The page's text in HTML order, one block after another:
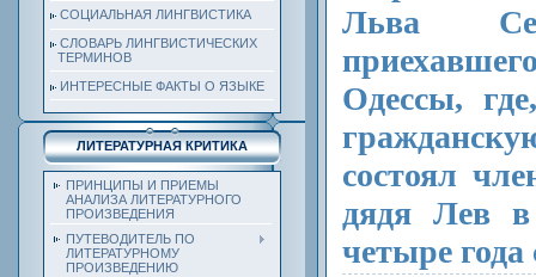
СОЦИАЛЬНАЯ ЛИНГВИСТИКА
СЛОВАРЬ ЛИНГВИСТИЧЕСКИХ
ТЕРМИНОВ
ИНТЕРЕСНЫЕ ФАКТЫ О ЯЗЫКЕ
ЛИТЕРАТУРНАЯ КРИТИКА
ПРИНЦИПЫ И ПРИЕМЫ
АНАЛИЗА ЛИТЕРАТУРНОГО
ПРОИЗВЕДЕНИЯ
ПУТЕВОДИТЕЛЬ ПО
ЛИТЕРАТУРНОМУ
ПРОИЗВЕДЕНИЮ
Льва
Одессы,
состоял
дядя Лев
четыре года